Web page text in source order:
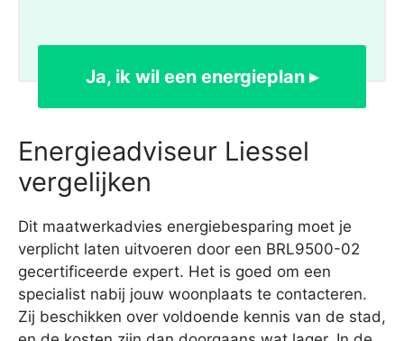
Ja, ik wil een energieplan ▸
Energieadviseur Liessel
vergelijken
Dit maatwerkadvies energiebesparing moet je
verplicht laten uitvoeren door een BRL9500-02
gecertificeerde expert. Het is goed om een
specialist nabij jouw woonplaats te contacteren.
Zij beschikken over voldoende kennis van de stad,